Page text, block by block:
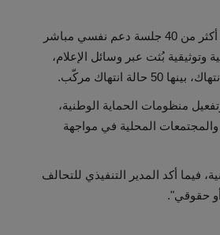
استعرض تحالف رصد خلال الندوة جهوده خلال العامين الماضيين، والتي شملت تنفيذ أكثر من 40 جلسة دعم نفسي مباشر
إعلامية وتوثيقية بُثت عبر وسائل الإعلام،
منظومات الحماية الوطنية،
والمجتمعات المحلية في مواجهة
فيما أكد المدير التنفيذي للتحالف
حقوقي".